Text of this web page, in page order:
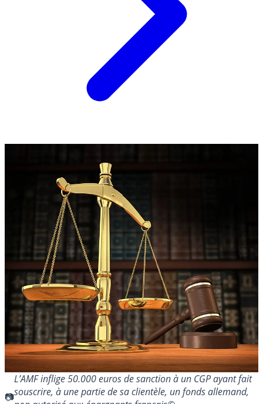
L’AMF inflige 50.000 euros de sanction à un CGP ayant fait
souscrire, à une partie de sa clientèle, un fonds allemand,